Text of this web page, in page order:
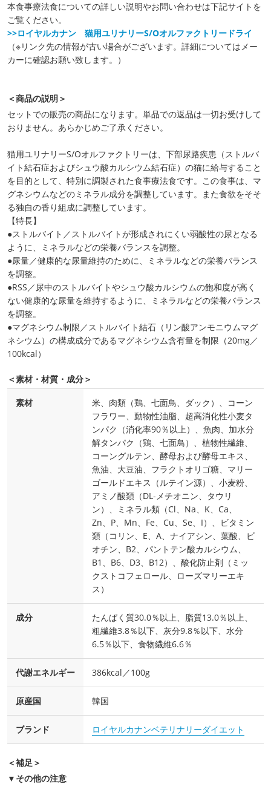
本食事療法食についての詳しい説明やお問い合わせは下記サイトを
ご覧ください。
>>ロイヤルカナン 猫用ユリナリーS/Oオルファクトリードライ
（※リンク先の情報が古い場合がございます。詳細についてはメー
カーに確認お願い致します。）
＜商品の説明＞
セットでの販売の商品になります。単品での返品は一切お受けして
おりません。あらかじめご了承ください。
猫用ユリナリーS/Oオルファクトリーは、下部尿路疾患（ストルバ
イト結石症およびシュウ酸カルシウム結石症）の猫に給与すること
を目的として、特別に調製された食事療法食です。この食事は、マ
グネシウムなどのミネラル成分を調整しています。また食欲をそそ
る独自の香り組成に調整しています。
【特長】
●ストルバイト／ストルバイトが形成されにくい弱酸性の尿となる
ように、ミネラルなどの栄養バランスを調整。
●尿量／健康的な尿量維持のために、ミネラルなどの栄養バランス
を調整。
●RSS／尿中のストルバイトやシュウ酸カルシウムの飽和度が高く
ない健康的な尿量を維持するように、ミネラルなどの栄養バランス
を調整。
●マグネシウム制限／ストルバイト結石（リン酸アンモニウムマグ
ネシウム）の構成成分であるマグネシウム含有量を制限（20mg／
100kcal）
＜素材・材質・成分＞
素材
米、肉類（鶏、七面鳥、ダック）、コーン
フラワー、動物性油脂、超高消化性小麦タ
ンパク（消化率90％以上）、魚肉、加水分
解タンパク（鶏、七面鳥）、植物性繊維、
コーングルテン、酵母および酵母エキス、
魚油、大豆油、フラクトオリゴ糖、マリー
ゴールドエキス（ルテイン源）、小麦粉、
アミノ酸類（DL‐メチオニン、タウリ
ン）、ミネラル類（Cl、Na、K、Ca、
Zn、P、Mn、Fe、Cu、Se、I）、ビタミン
類（コリン、E、A、ナイアシン、葉酸、ビ
オチン、B2、パントテン酸カルシウム、
B1、B6、D3、B12）、酸化防止剤（ミッ
クストコフェロール、ローズマリーエキ
ス）
成分
たんぱく質30.0％以上、脂質13.0％以上、
粗繊維3.8％以下、灰分9.8％以下、水分
6.5％以下、食物繊維6.6％
代謝エネルギー 386kcal／100g
原産国 韓国
ブランド ロイヤルカナンベテリナリーダイエット
＜補足＞
▼その他の注意